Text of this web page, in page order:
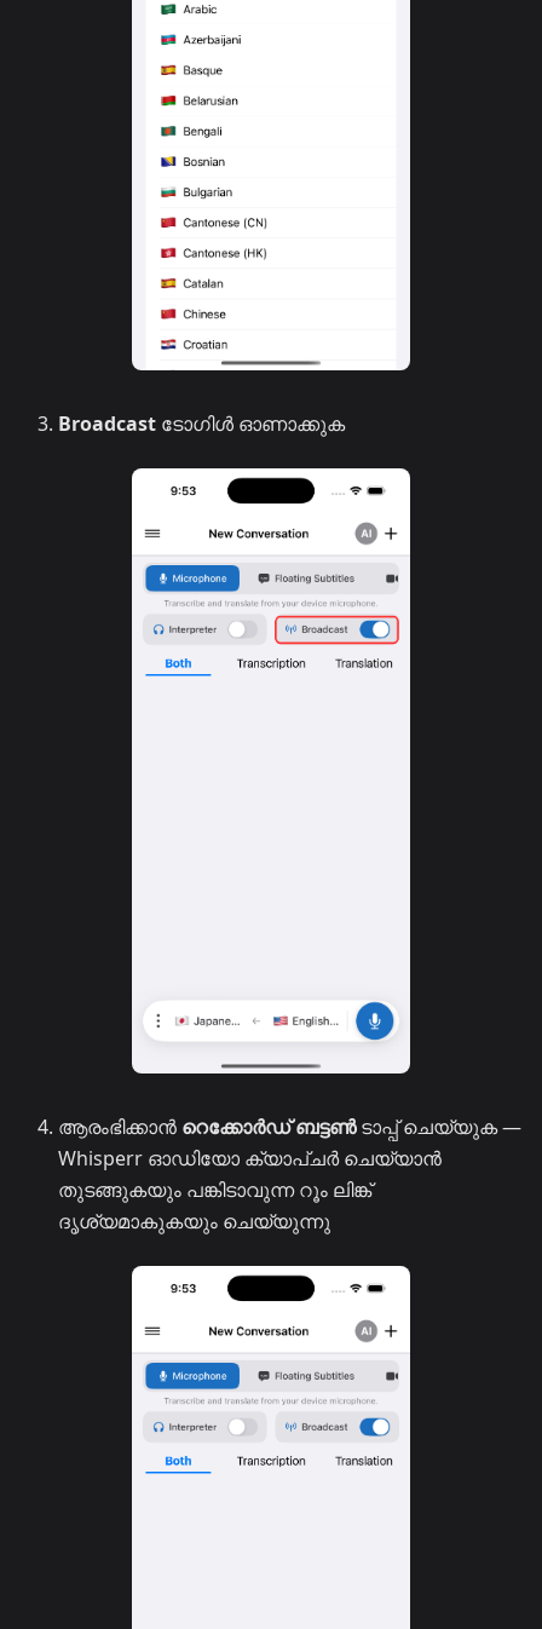
Broadcast ടോഗിൾ ഓണാക്കുക
ആരംഭിക്കാൻ റെക്കോർഡ് ബട്ടൺടാപ്പ് ചെയ്യുക —
Whisperr ഓഡിയോ ക്യാപ്ചർ ചെയ്യാൻ
തുടങ്ങുകയും പങ്കിടാവുന്ന റൂം ലിങ്ക്
ദൃശ്യമാകുകയും ചെയ്യുന്നു